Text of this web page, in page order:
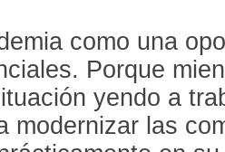
como una
Porque
yendo a
modernizar las